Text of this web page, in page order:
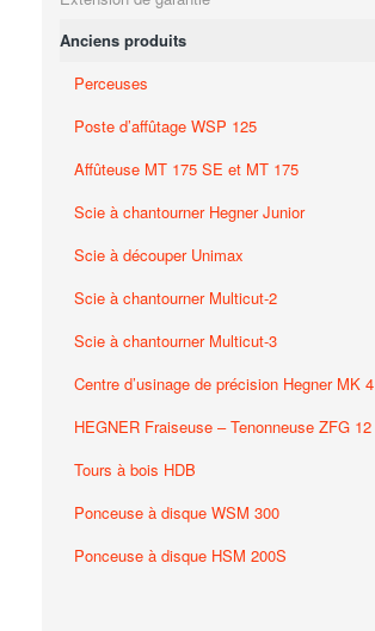
Anciens produits
Perceuses
Poste d’affûtage WSP 125
Affûteuse MT 175 SE et MT 175
Scie à chantourner Hegner Junior
Scie à découper Unimax
Scie à chantourner Multicut-2
Scie à chantourner Multicut-3
Centre d’usinage de précision Hegner MK 4
HEGNER Fraiseuse – Tenonneuse ZFG 12
Tours à bois HDB
Ponceuse à disque WSM 300
Ponceuse à disque HSM 200S